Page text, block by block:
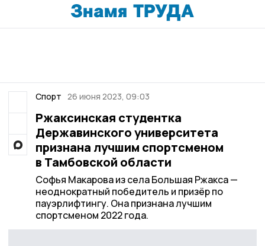
Спорт 26 июня 2023, 09:03
Ржаксинская студентка
Державинского университета
признана лучшим спортсменом
в Тамбовской области
Софья Макарова из села Большая Ржакса —
неоднократный победитель и призёр по
пауэрлифтингу. Она признана лучшим
спортсменом 2022 года.